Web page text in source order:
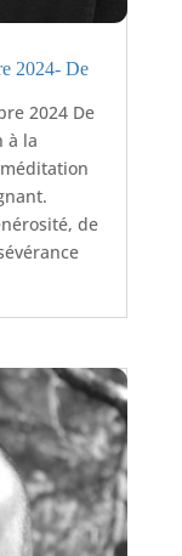
2024- De
2024 De
à la
de